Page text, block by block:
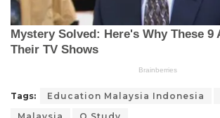
Tags: Education Malaysia Indonesia